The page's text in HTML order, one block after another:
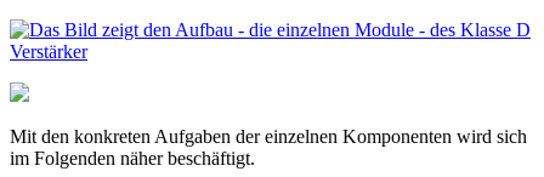
Mit den konkreten Aufgaben der einzelnen Komponenten wird sich
im Folgenden näher beschäftigt.